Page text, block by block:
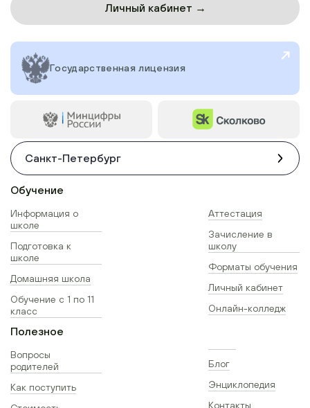
Личный кабинет →
Государственная лицензия
Санкт-Петербург
Обучение
Информация о
школе
Подготовка к
школе
Домашняя школа
Обучение с 1 по 11
класс
Аттестация
Зачисление в
школу
Форматы обучения
Личный кабинет
Онлайн-колледж
Полезное
Вопросы
родителей
Как поступить
Блог
Энциклопедия
Контакты